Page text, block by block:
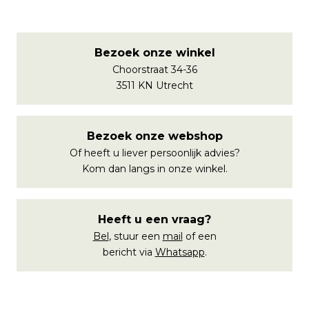
Bezoek onze winkel
Choorstraat 34-36
3511 KN Utrecht
Bezoek onze webshop
Of heeft u liever persoonlijk advies?
Kom dan langs in onze winkel.
Heeft u een vraag?
Bel, stuur een mail of een
bericht via Whatsapp.